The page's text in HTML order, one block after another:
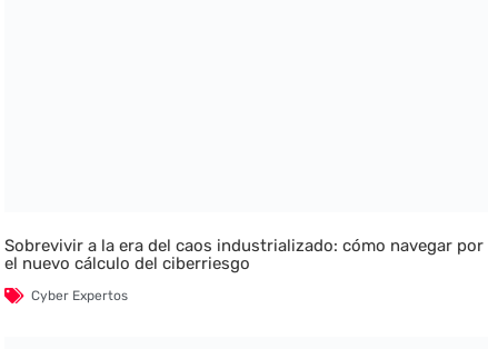
Sobrevivir a la era del caos industrializado: cómo navegar por
el nuevo cálculo del ciberriesgo
Cyber Expertos